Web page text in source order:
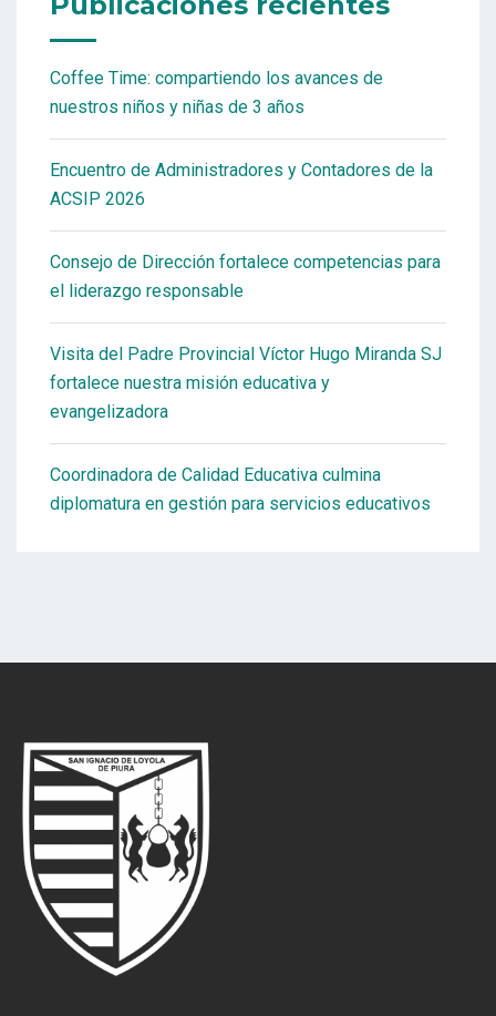
Coffee Time: compartiendo los avances de
nuestros niños y niñas de 3 años
Encuentro de Administradores y Contadores de la
ACSIP 2026
Consejo de Dirección fortalece competencias para
el liderazgo responsable
Visita del Padre Provincial Víctor Hugo Miranda SJ
fortalece nuestra misión educativa y
evangelizadora
Coordinadora de Calidad Educativa culmina
diplomatura en gestión para servicios educativos